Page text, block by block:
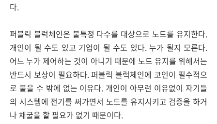
다.
퍼블릭 블럭체인은 불특정 다수를 대상으로 노드를 유지한다.
개인이 될 수도 있고 기업이 될 수도 있다. 누가 될지 모른다.
어느 누가 제어하는 것이 아니기 때문에 노드 유지를 위해서는
반드시 보상이 필요하다. 퍼블릭 블럭체인에 코인이 필수적으
로 붙을 수 밖에 없는 이유다. 개인이 아무런 이유없이 자기들
의 시스템에 전기를 써가면서 노드를 유지시키고 검증을 하거
나 채굴을 할 필요가 없기 때문이다.